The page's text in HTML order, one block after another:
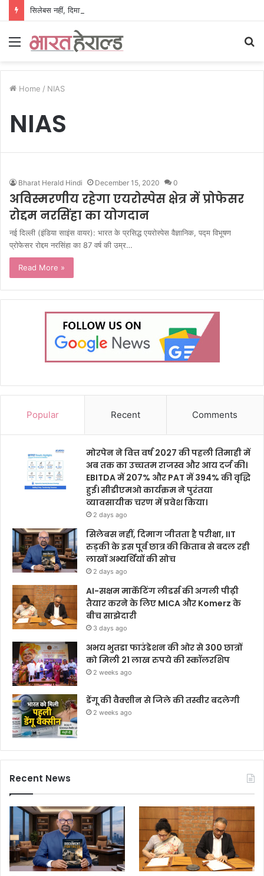
Menu
Home / NIAS
NIAS
Bharat Herald Hindi December 15, 2020 0
अविस्मरणीय रहेगा एयरोस्पेस क्षेत्र में प्रोफेसर
रोद्दम नरसिंहा का योगदान
नई दिल्ली (इंडिया साइंस वायर): भारत के प्रसिद्ध एयरोस्पेस वैज्ञानिक, पद्म विभूषण
प्रोफेसर रोद्दम नरसिंहा का 87 वर्ष की उम्र…
Read More »
Popular Recent Comments
मोरपेन ने वित्त वर्ष 2027 की पहली तिमाही में
अब तक का उच्चतम राजस्व और आय दर्ज की।
EBITDA में 207% और PAT में 394% की वृद्धि
हुई। सीडीएमओ कार्यक्रम ने पुरंतया
व्यावसायीक चरण में प्रवेश किया।
2 days ago
सिलेबस नहीं, दिमाग जीतता है परीक्षा, IIT
रुड़की के इस पूर्व छात्र की किताब से बदल रही
लाखों अभ्यर्थियों की सोच
2 days ago
AI-सक्षम मार्केटिंग लीडर्स की अगली पीढ़ी
तैयार करने के लिए MICA और Komerz के
बीच साझेदारी
3 days ago
अभय भुतडा फाउंडेशन की ओर से 300 छात्रों
को मिली 21 लाख रुपये की स्कॉलरशिप
2 weeks ago
डेंगू की वैक्सीन से जिले की तस्वीर बदलेगी
2 weeks ago
Recent News